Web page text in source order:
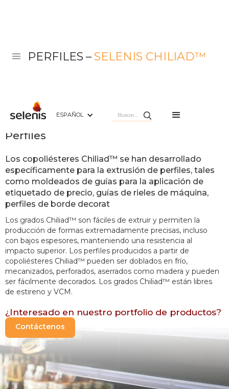
ESPAÑOL
PERFILES –SELENIS CHILIAD™
Selenis Chiliad™
Perfiles
Los copoliésteres Chiliad™ se han desarrollado
específicamente para la extrusión de perfiles, tales
como moldeados de guías para la aplicación de
etiquetado de precio, guías de rieles de máquina,
perfiles de borde decorat
Los grados Chiliad™ son fáciles de extruir y permiten la
producción de formas extremadamente precisas, incluso
con bajos espesores, manteniendo una resistencia al
impacto superior. Los perfiles producidos a partir de
copoliésteres Chiliad™ pueden ser doblados en frío,
mecanizados, perforados, aserrados como madera y pueden
ser fácilmente decorados. Los grados Chiliad™ están libres
de estireno y VCM.
¿Interesado en nuestro portfolio de productos?
Contáctenos